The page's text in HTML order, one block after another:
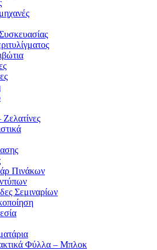
Πινάκων
Σεμιναρίων
Φύλλα – Μπλοκ